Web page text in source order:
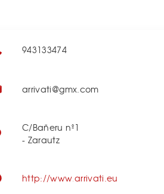
943133474
arrivati@gmx.com
C/Bañeru nº1
- Zarautz
http://www.arrivati.eu